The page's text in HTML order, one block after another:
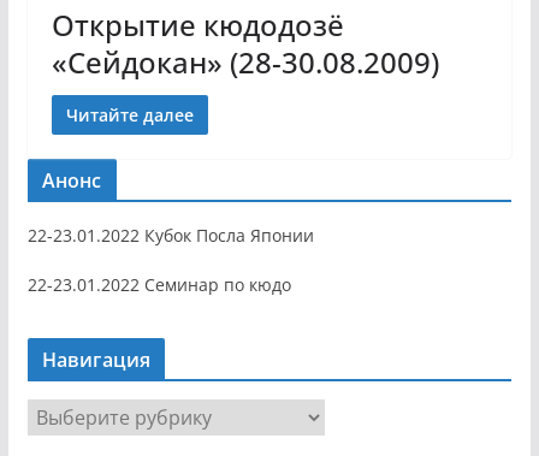
Открытие кюдодозё
«Сейдокан» (28-30.08.2009)
Читайте далее
Анонс
22-23.01.2022 Кубок Посла Японии
22-23.01.2022 Семинар по кюдо
Навигация
Н
а